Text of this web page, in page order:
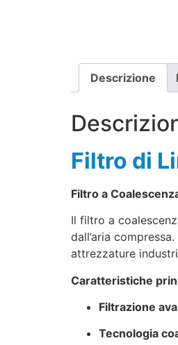
Descrizione
Filtro di
Filtro a
Il filtro a
dall’aria
attrezzature
Caratteristiche
Filtrazione
Tecnologia